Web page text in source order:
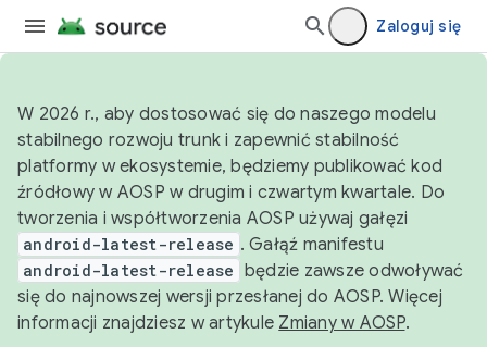
Zaloguj się
W 2026 r., aby dostosować się do naszego modelu
stabilnego rozwoju trunk i zapewnić stabilność
platformy w ekosystemie, będziemy publikować kod
źródłowy w AOSP w drugim i czwartym kwartale. Do
tworzenia i współtworzenia AOSP używaj gałęzi
android-latest-release . Gałąź manifestu
android-latest-release będzie zawsze odwoływać
się do najnowszej wersji przesłanej do AOSP. Więcej
informacji znajdziesz w artykule Zmiany w AOSP.